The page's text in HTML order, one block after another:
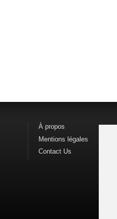
À propos
Mentions légales
Contact Us